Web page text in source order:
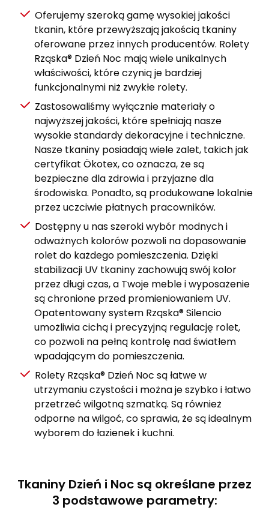
Oferujemy szeroką gamę wysokiej jakości
tkanin, które przewyższają jakością tkaniny
oferowane przez innych producentów. Rolety
Rząska® Dzień Noc mają wiele unikalnych
właściwości, które czynią je bardziej
funkcjonalnymi niż zwykłe rolety.
Zastosowaliśmy wyłącznie materiały o
najwyższej jakości, które spełniają nasze
wysokie standardy dekoracyjne i techniczne.
Nasze tkaniny posiadają wiele zalet, takich jak
certyfikat Ökotex, co oznacza, że są
bezpieczne dla zdrowia i przyjazne dla
środowiska. Ponadto, są produkowane lokalnie
przez uczciwie płatnych pracowników.
Dostępny u nas szeroki wybór modnych i
odważnych kolorów pozwoli na dopasowanie
rolet do każdego pomieszczenia. Dzięki
stabilizacji UV tkaniny zachowują swój kolor
przez długi czas, a Twoje meble i wyposażenie
są chronione przed promieniowaniem UV.
Opatentowany system Rząska® Silencio
umożliwia cichą i precyzyjną regulację rolet,
co pozwoli na pełną kontrolę nad światłem
wpadającym do pomieszczenia.
Rolety Rząska® Dzień Noc są łatwe w
utrzymaniu czystości i można je szybko i łatwo
przetrzeć wilgotną szmatką. Są również
odporne na wilgoć, co sprawia, że są idealnym
wyborem do łazienek i kuchni.
Tkaniny Dzień i Noc są określane przez
3 podstawowe parametry: